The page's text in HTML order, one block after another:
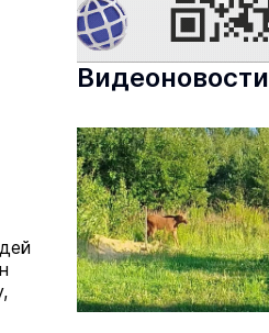
Видеоновости